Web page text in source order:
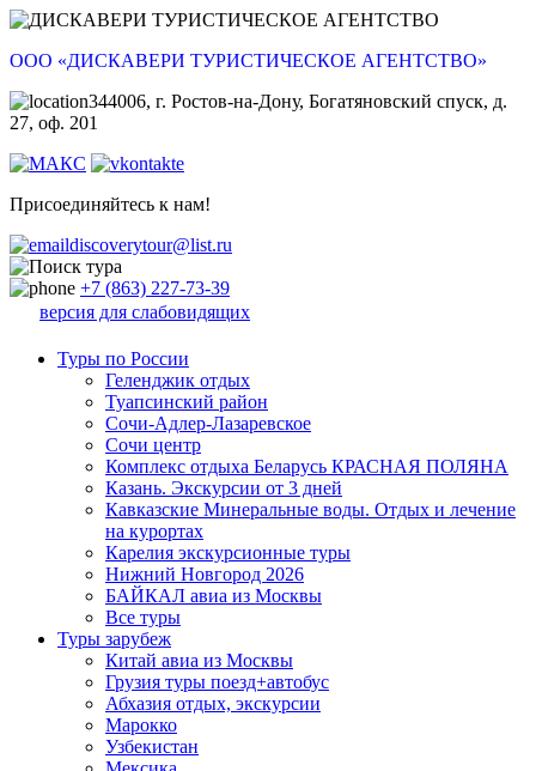
ООО «ДИСКАВЕРИ ТУРИСТИЧЕСКОЕ АГЕНТСТВО»
344006, г. Ростов-на-Дону, Богатяновский спуск, д.
27, оф. 201
Присоединяйтесь к нам!
discoverytour@list.ru
+7 (863) 227-73-39
версия для слабовидящих
Туры по России
Геленджик отдых
Туапсинский район
Сочи-Адлер-Лазаревское
Сочи центр
Комплекс отдыха Беларусь КРАСНАЯ ПОЛЯНА
Казань. Экскурсии от 3 дней
Кавказские Минеральные воды. Отдых и лечение
на курортах
Карелия экскурсионные туры
Нижний Новгород 2026
БАЙКАЛ авиа из Москвы
Все туры
Туры зарубеж
Китай авиа из Москвы
Грузия туры поезд+автобус
Абхазия отдых, экскурсии
Марокко
Узбекистан